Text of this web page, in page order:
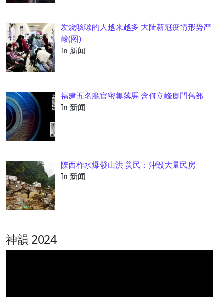
发烧咳嗽的人越来越多 大陆新冠疫情形势严
峻(图)
In 新闻
福建五名廳官密集落馬 含何立峰廈門舊部
In 新闻
陝西柞水爆發山洪 災民：沖毀大量民房
In 新闻
神韻 2024